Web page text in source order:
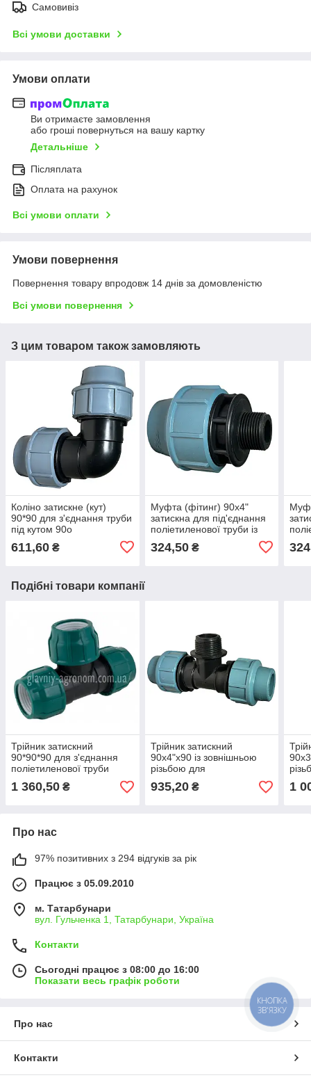
Самовивіз
Всі умови доставки
Умови оплати
Ви отримаєте замовлення
або гроші повернуться на вашу картку
Детальніше
Післяплата
Оплата на рахунок
Всі умови оплати
Умови повернення
Повернення товару впродовж 14 днів за домовленістю
Всі умови повернення
З цим товаром також замовляють
Коліно затискне (кут)
90*90 для з'єднання труби
під кутом 90o
611,60 ₴
Муфта (фітинг) 90х4"
затискна для під'єднання
поліетиленової труби із
324,50₴
Подібні товари компанії
Трійник затискний
90*90*90 для з'єднання
поліетиленової труби
Туреччина
1 360,50 ₴
Трійник затискний
90х4"х90 із зовнішньою
різьбою для
поліетиленової труби
935,20₴ 1
Про нас
97% позитивних з 294 відгуків за рік
Працює з 05.09.2010
м. Татарбунари
вул. Гульченка 1, Татарбунари, Україна
Контакти
Сьогодні працює з 08:00 до 16:00
Показати весь графік роботи
Про нас
Контакти
КНОПКА
ЗВ'ЯЗКУ